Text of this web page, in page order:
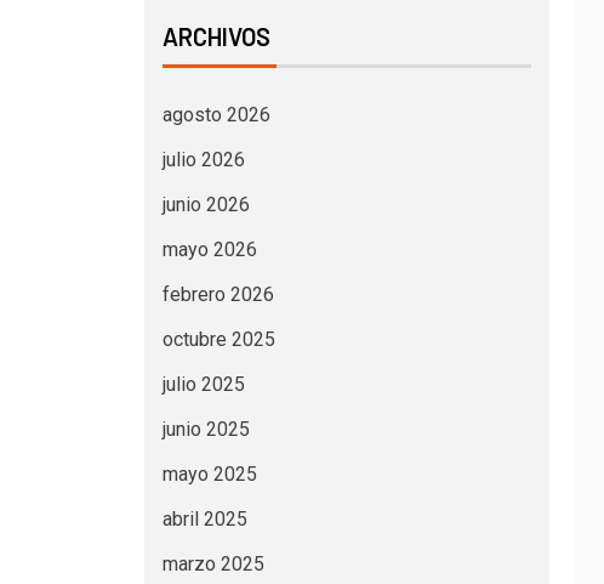
ARCHIVOS
agosto 2026
julio 2026
junio 2026
mayo 2026
febrero 2026
octubre 2025
julio 2025
junio 2025
mayo 2025
abril 2025
marzo 2025